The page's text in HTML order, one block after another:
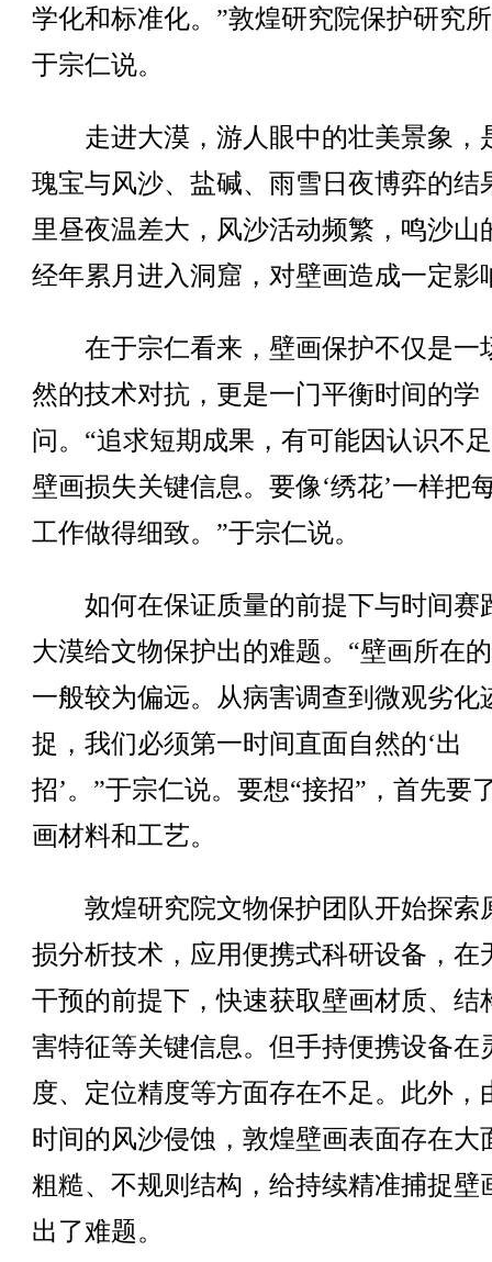
学化和标准化。”敦煌研究院保护研究
于宗仁说。
走进大漠，游人眼中的壮美景象，
瑰宝与风沙、盐碱、雨雪日夜博弈的结
里昼夜温差大，风沙活动频繁，鸣沙山
经年累月进入洞窟，对壁画造成一定影
在于宗仁看来，壁画保护不仅是一
然的技术对抗，更是一门平衡时间的学
问。“追求短期成果，有可能因认识不
壁画损失关键信息。要像‘绣花’一样把
工作做得细致。”于宗仁说。
如何在保证质量的前提下与时间赛
大漠给文物保护出的难题。“壁画所在
一般较为偏远。从病害调查到微观劣化
捉，我们必须第一时间直面自然的‘出
招’。”于宗仁说。要想“接招”，首先要
画材料和工艺。
敦煌研究院文物保护团队开始探索
损分析技术，应用便携式科研设备，在
干预的前提下，快速获取壁画材质、结
害特征等关键信息。但手持便携设备在
度、定位精度等方面存在不足。此外，
时间的风沙侵蚀，敦煌壁画表面存在大
粗糙、不规则结构，给持续精准捕捉壁
出了难题。